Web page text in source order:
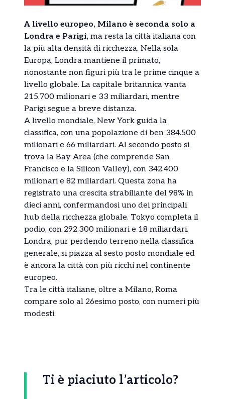
A livello europeo, Milano è seconda solo a
Londra e Parigi, ma resta la città italiana con
la più alta densità di ricchezza. Nella sola
Europa, Londra mantiene il primato,
nonostante non figuri più tra le prime cinque a
livello globale. La capitale britannica vanta
215.700 milionari e 33 miliardari, mentre
Parigi segue a breve distanza.
A livello mondiale, New York guida la
classifica, con una popolazione di ben 384.500
milionari e 66 miliardari. Al secondo posto si
trova la Bay Area (che comprende San
Francisco e la Silicon Valley), con 342.400
milionari e 82 miliardari. Questa zona ha
registrato una crescita strabiliante del 98% in
dieci anni, confermandosi uno dei principali
hub della ricchezza globale. Tokyo completa il
podio, con 292.300 milionari e 18 miliardari.
Londra, pur perdendo terreno nella classifica
generale, si piazza al sesto posto mondiale ed
è ancora la città con più ricchi nel continente
europeo.
Tra le città italiane, oltre a Milano, Roma
compare solo al 26esimo posto, con numeri più
modesti.
Ti è piaciuto l’articolo?